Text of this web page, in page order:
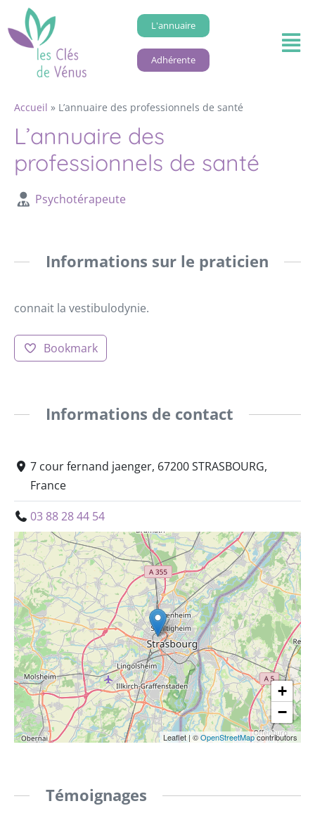
L'annuaire
Adhérente
Accueil » L’annuaire des professionnels de santé
L’annuaire des
professionnels de santé
Psychotérapeute
Informations sur le praticien
connait la vestibulodynie.
Bookmark
Informations de contact
7 cour fernand jaenger, 67200 STRASBOURG,
France
03 88 28 44 54
+
−
Leaflet | ©OpenStreetMapcontributors
Témoignages